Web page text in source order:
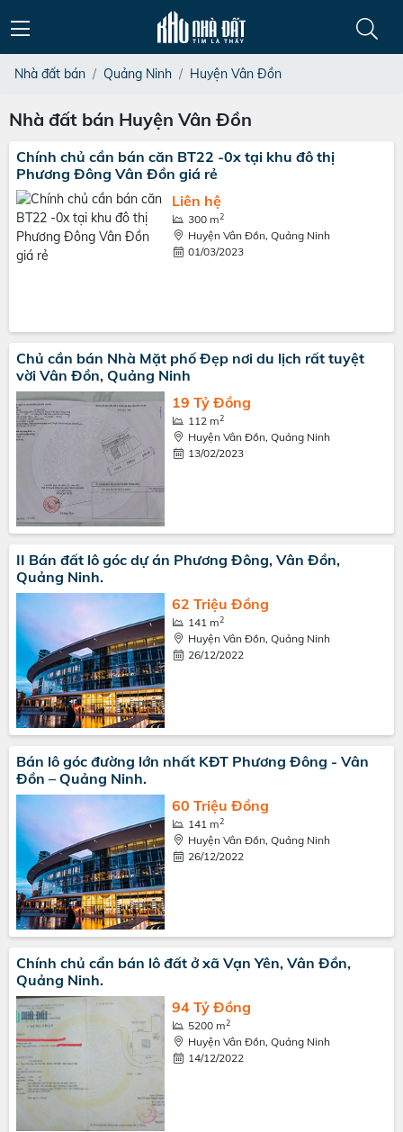
Nhà đất bán Quảng Ninh Huyện Vân Đồn
Nhà đất bán Huyện Vân Đồn
Chính chủ cần bán căn BT22 -0x tại khu đô thị
Phương Đông Vân Đồn giá rẻ
Liên hệ
300 m2
Huyện Vân Đồn, Quảng Ninh
01/03/2023
Chủ cần bán Nhà Mặt phố Đẹp nơi du lịch rất tuyệt
vời Vân Đồn, Quảng Ninh
19 Tỷ Đồng
112 m2
Huyện Vân Đồn, Quảng Ninh
13/02/2023
II Bán đất lô góc dự án Phương Đông, Vân Đồn,
Quảng Ninh.
62 Triệu Đồng
141 m2
Huyện Vân Đồn, Quảng Ninh
26/12/2022
Bán lô góc đường lớn nhất KĐT Phương Đông - Vân
Đồn – Quảng Ninh.
60 Triệu Đồng
141 m2
Huyện Vân Đồn, Quảng Ninh
26/12/2022
Chính chủ cẩn bán lô đất ở xã Vạn Yên, Vân Đồn,
Quảng Ninh.
94 Tỷ Đồng
5200 m2
Huyện Vân Đồn, Quảng Ninh
14/12/2022